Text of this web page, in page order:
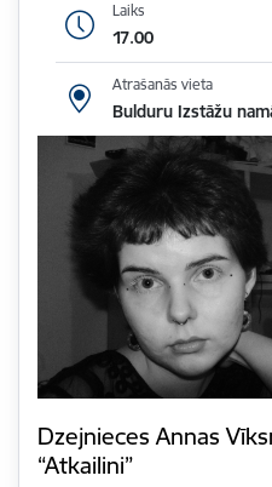
Laiks
17.00
Atrašanās vieta
Bulduru Izstāžu
Dzejnieces Annas
“Atkailini”